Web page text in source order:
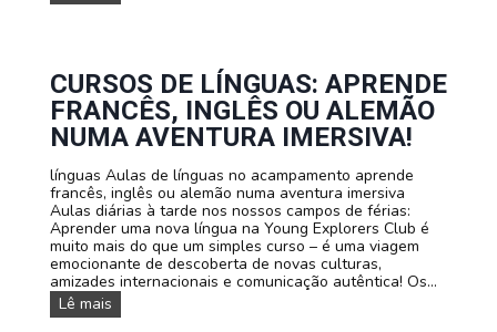
A
a
s
p
a
a
a
d
o
l
e
s
c
e
s
s
a
s
d
a
t
a
s
e
p
r
e
ç
CURSOS DE LÍNGUAS: APRENDE
FRANCÊS, INGLÊS OU ALEMÃO
NUMA AVENTURA IMERSIVA!
línguas Aulas de línguas no acampamento aprende
francês, inglês ou alemão numa aventura imersiva
Aulas diárias à tarde nos nossos campos de férias:
Aprender uma nova língua na Young Explorers Club é
muito mais do que um simples curso – é uma viagem
emocionante de descoberta de novas culturas,
amizades internacionais e comunicação autêntica! Os...
Lê mais
u